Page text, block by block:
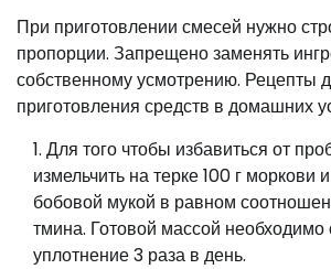
При приготовлении смесей нужно
пропорции. Запрещено заменять
собственному усмотрению. Рецепты
приготовления средств в домашних
Для того чтобы избавиться от
измельчить на терке 100 г моркови
бобовой мукой в равном
тмина. Готовой массой необходимо
уплотнение 3 раза в день.